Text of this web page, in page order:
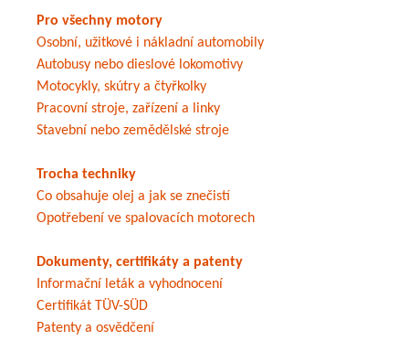
Pro všechny motory
Osobní, užitkové i nákladní automobily
Autobusy nebo dieslové lokomotivy
Motocykly, skútry a čtyřkolky
Pracovní stroje, zařízení a linky
Stavební nebo zemědělské stroje
Trocha techniky
Co obsahuje olej a jak se znečistí
Opotřebení ve spalovacích motorech
Dokumenty, certifikáty a patenty
Informační leták a vyhodnocení
Certifikát TÜV-SÜD
Patenty a osvědčení